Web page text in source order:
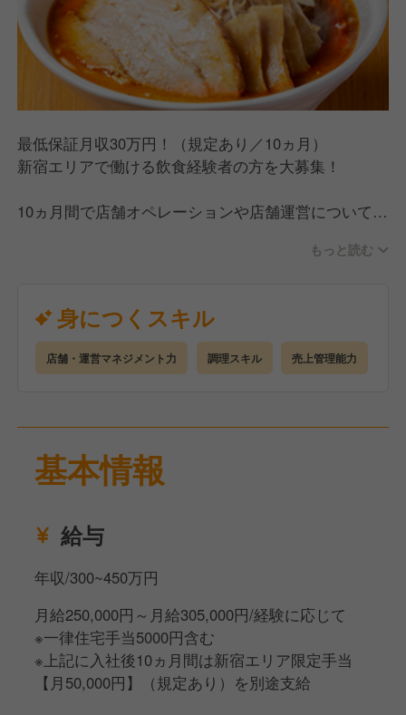
最低保証月収30万円！（規定あり／10ヵ月）
新宿エリアで働ける飲食経験者の方を大募集！
10ヵ月間で店舗オペレーションや店舗運営について経
明確な評価制度があり、定期的に昇格試験があるの
昇格後には賞与支給（年2回）あり。今年度賞与支給
額は前年より平均50％アップを予定しています。
※最低保証月収は10ヶ月間、既定の手当を支給するこ
る形となります。
もっと読む
身につくスキル
店舗・運営マネジメント力 調理スキル 売上管理能力
基本情報
給与
年収/300~450万円
月給250,000円～月給305,000円/経験に応じて
※一律住宅手当5000円含む
※上記に入社後10ヵ月間は新宿エリア限定手当
【月50,000円】（規定あり）を別途支給